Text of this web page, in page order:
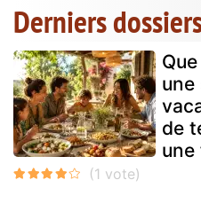
Derniers
une
de
une